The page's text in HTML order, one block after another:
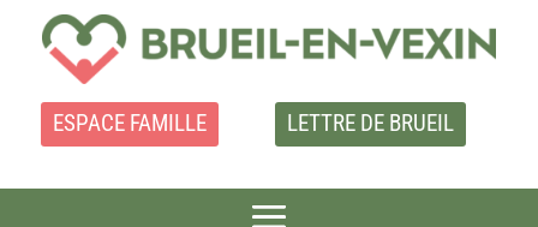
ESPACE FAMILLE LETTRE DE BRUEIL